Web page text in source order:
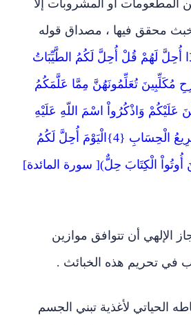
المطعومات أو المشروبات إلا
محقق فيها ، مصداق قوله
أُحِلَّ لَهُمْ قُلْ أُحِلَّ لَكُمُ الطَّيِّبَاتُ
مُكَلِّبِينَ تُعَلِّمُونَهُنَّ مِمَّا عَلَّمَكُمُ
عَلَيْكُمْ وَاذْكُرُواْ اسْمَ اللّهِ عَلَيْهِ
الْحِسَابِ {4}الْيَوْمَ أُحِلَّ لَكُمُ
أُوتُواْ الْكِتَابَ حِلٌّ)[ سورة المائدة]
الإلهي أن تتوافق موازين
في تحريم هذه الخبائث .
الحياتي لأغذية تبني الجسم